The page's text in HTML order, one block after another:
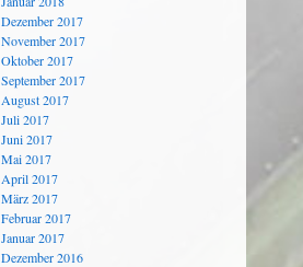
Dezember 2017
November 2017
Oktober 2017
September 2017
August 2017
Juli 2017
Juni 2017
Mai 2017
April 2017
März 2017
Februar 2017
Januar 2017
Dezember 2016